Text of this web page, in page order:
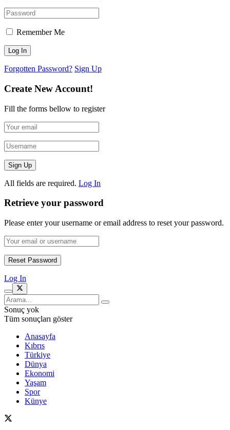
Remember Me
Forgotten Password? Sign Up
Create New Account!
Fill the forms bellow to register
All fields are required. Log In
Retrieve your password
Please enter your username or email address to reset your password.
Log In
Sonuç yok
Tüm sonuçları göster
Anasayfa
Kıbrıs
Türkiye
Dünya
Ekonomi
Yaşam
Spor
Künye